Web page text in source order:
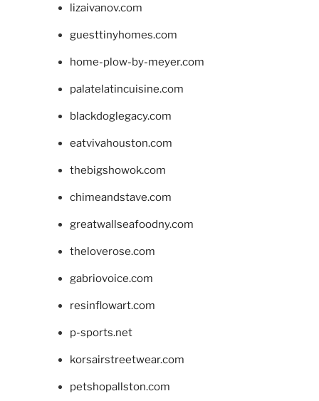
lizaivanov.com
guesttinyhomes.com
home-plow-by-meyer.com
palatelatincuisine.com
blackdoglegacy.com
eatvivahouston.com
thebigshowok.com
chimeandstave.com
greatwallseafoodny.com
theloverose.com
gabriovoice.com
resinflowart.com
p-sports.net
korsairstreetwear.com
petshopallston.com